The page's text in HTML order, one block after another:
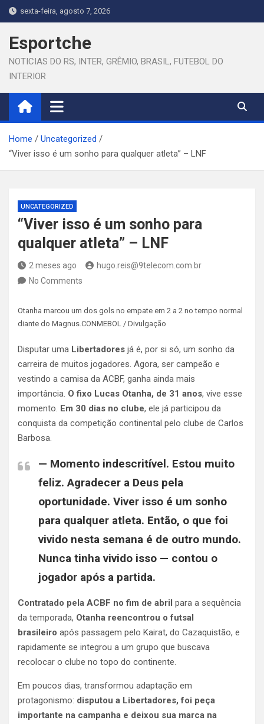
Skip
to
content
sexta-feira, agosto 7, 2026
Esportche
NOTICIAS DO RS, INTER, GRÊMIO, BRASIL, FUTEBOL DO
INTERIOR
Home
Uncategorized
“Viver isso é um sonho para qualquer atleta” – LNF
UNCATEGORIZED
“Viver isso é um sonho para
qualquer atleta” – LNF
2 meses ago
hugo.reis@9telecom.com.br
No Comments
Otanha marcou um dos gols no empate em 2 a 2 no tempo normal
diante do Magnus.CONMEBOL / Divulgação
Disputar uma Libertadores já é, por si só, um sonho da
carreira de muitos jogadores. Agora, ser campeão e
vestindo a camisa da ACBF, ganha ainda mais
importância. O fixo Lucas Otanha, de 31 anos, vive esse
momento. Em 30 dias no clube, ele já participou da
conquista da competição continental pelo clube de Carlos
Barbosa.
— Momento indescritível. Estou muito
feliz. Agradecer a Deus pela
oportunidade. Viver isso é um sonho
para qualquer atleta. Então, o que foi
vivido nesta semana é de outro mundo.
Nunca tinha vivido isso — contou o
jogador após a partida.
Contratado pela ACBF no fim de abril para a sequência
da temporada, Otanha reencontrou o futsal
brasileiro após passagem pelo Kairat, do Cazaquistão, e
rapidamente se integrou a um grupo que buscava
recolocar o clube no topo do continente.
Em poucos dias, transformou adaptação em
protagonismo: disputou a Libertadores, foi peça
importante na campanha e deixou sua marca na